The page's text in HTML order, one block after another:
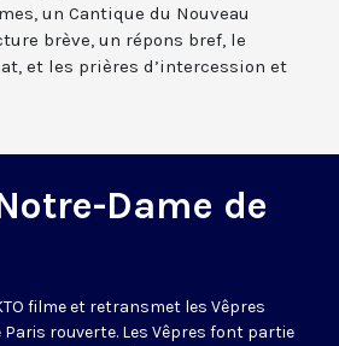
un Cantique du Nouveau
brève, un répons bref, le
et les prières d’intercession et
Dame de
filme et retransmet les Vêpres
rouverte. Les Vêpres font partie